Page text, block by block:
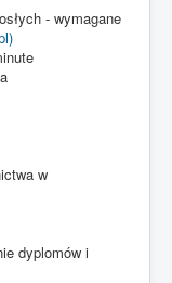
- wymagane
)
w
dyplomów i